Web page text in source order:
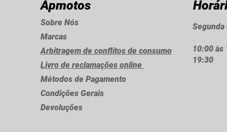
Apmotos
Sobre Nós
Marcas
Arbitragem de conflitos de consumo
Livro de reclamações online
Métodos de Pagamento
Condições Gerais
Devoluções
Segunda
10:00 às
19:30